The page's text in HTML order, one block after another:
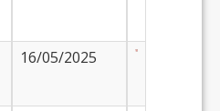
16/05/2025